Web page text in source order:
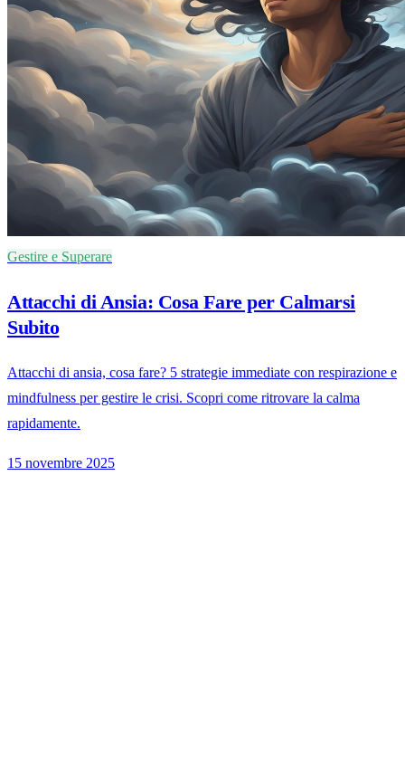
Gestire e Superare
Attacchi di Ansia: Cosa Fare per Calmarsi
Subito
Attacchi di ansia, cosa fare? 5 strategie immediate con respirazione e
mindfulness per gestire le crisi. Scopri come ritrovare la calma
rapidamente.
15 novembre 2025